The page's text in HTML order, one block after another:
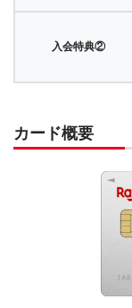
入会特典②
カード概要